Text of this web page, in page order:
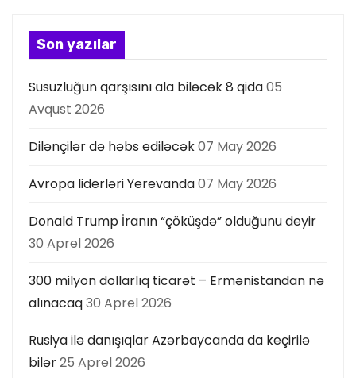
a
ı
Son yazılar
Susuzluğun qarşısını ala biləcək 8 qida05
Avqust 2026
Dilənçilər də həbs ediləcək07 May 2026
Avropa liderləri Yerevanda07 May 2026
Donald Trump İranın “çöküşdə” olduğunu deyir
30 Aprel 2026
300 milyon dollarlıq ticarət – Ermənistandan nə
alınacaq30 Aprel 2026
Rusiya ilə danışıqlar Azərbaycanda da keçirilə
bilər25 Aprel 2026